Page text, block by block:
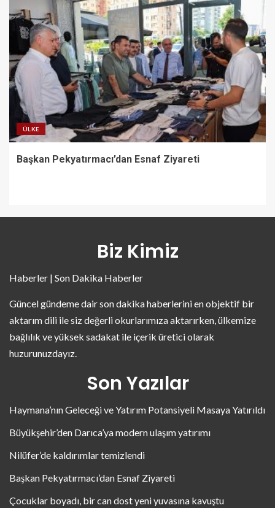
ÜLKE
Başkan Pekyatırmacı’dan Esnaf Ziyareti
Biz Kimiz
Haberler | Son Dakika Haberler
Güncel gündeme dair son dakika haberlerini en objektif bir
aktarım dili ile siz değerli okurlarımıza aktarırken, ülkemize
bağlılık ve yüksek sadakat ile içerik üretici olarak
huzurunuzdayız.
Son Yazılar
Haymana’nın Geleceği ve Yatırım Potansiyeli Masaya Yatırıldı
Büyükşehir’den Darıca’ya modern ulaşım yatırımı
Nilüfer’de kaldırımlar temizlendi
Başkan Pekyatırmacı’dan Esnaf Ziyareti
Çocuklar boyadı, bir can dost yeni yuvasına kavuştu